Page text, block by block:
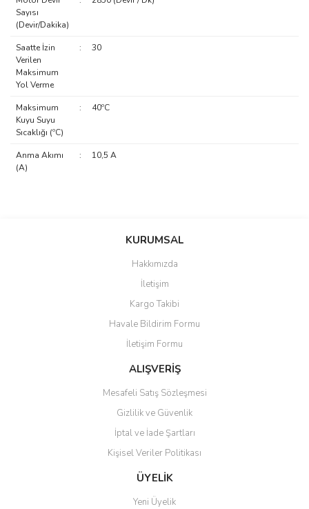
Sayısı
(Devir/Dakika)
Saatte İzin
Verilen
Maksimum
Yol Verme
: 30
Maksimum
Kuyu Suyu
Sıcaklığı (ºC)
: 40ºC
Anma Akımı
(A)
: 10,5 A
Bu ürüne ilk yorumu siz yapın!
Yorum Yaz
Ürün resmi kalitesiz, bozuk veya görüntülenemiyor.
Ürün açıklamasında eksik bilgiler bulunuyor.
Ürün bilgilerinde hatalar bulunuyor.
Ürün fiyatı diğer sitelerden daha pahalı.
Bu ürüne benzer farklı alternatifler olmalı.
Gönder
KURUMSAL
Hakkımızda
İletişim
Kargo Takibi
Havale Bildirim Formu
İletişim Formu
ALIŞVERİŞ
Mesafeli Satış Sözleşmesi
Gizlilik ve Güvenlik
İptal ve İade Şartları
Kişisel Veriler Politikası
ÜYELİK
Yeni Üyelik